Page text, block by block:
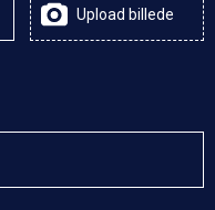
Upload billede